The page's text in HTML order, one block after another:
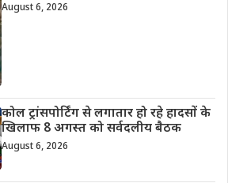
August 6, 2026
कोल ट्रांसपोर्टिंग से लगातार हो रहे हादसों के
खिलाफ 8 अगस्त को सर्वदलीय बैठक
August 6, 2026